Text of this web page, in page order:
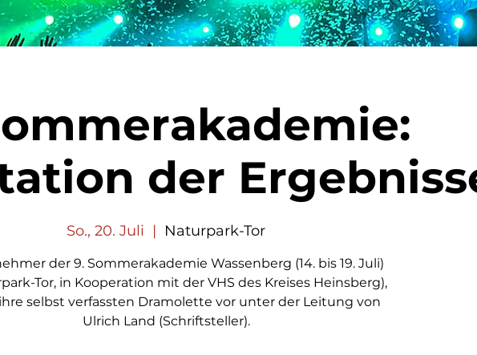
der
So., 20. Juli
  |
Naturpark-Tor
der 9. Sommerakademie Wassenberg (14. bis 19. Juli)
Tor, in Kooperation mit der VHS des Kreises Heinsberg),
selbst verfassten Dramolette vor unter der Leitung von
Ulrich Land (Schriftsteller).